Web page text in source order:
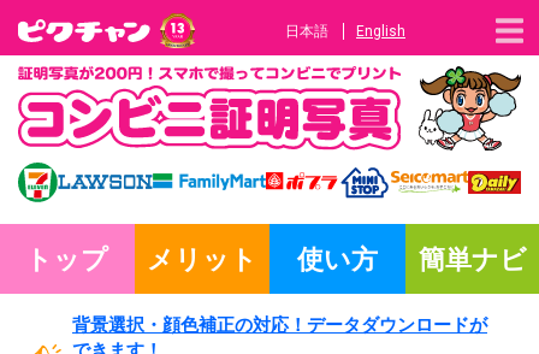
日本語 English
トップ メリット 使い方 簡単ナビ
背景選択・ 顔色補正の対応！ データダウンロードが
できます！